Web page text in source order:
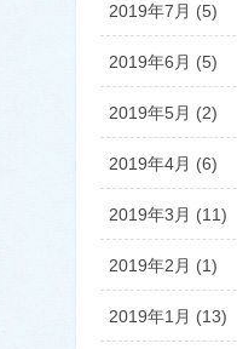
2019年7月 (5)
2019年6月 (5)
2019年5月 (2)
2019年4月 (6)
2019年3月 (11)
2019年2月 (1)
2019年1月 (13)